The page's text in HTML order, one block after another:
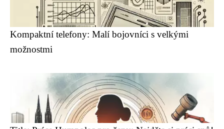
Kompaktní telefony: Malí bojovníci s velkými
možnostmi